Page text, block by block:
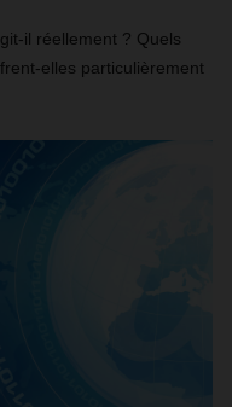
il réellement ? Quels
elles particulièrement